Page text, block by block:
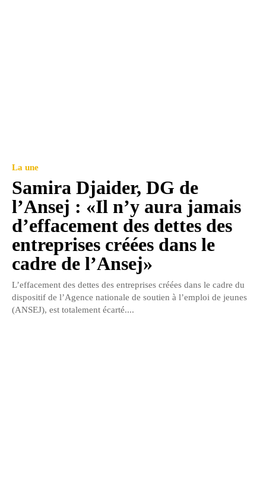
La une
Samira Djaider, DG de
l’Ansej : «Il n’y aura jamais
d’effacement des dettes des
entreprises créées dans le
cadre de l’Ansej»
L’effacement des dettes des entreprises créées dans le cadre du
dispositif de l’Agence nationale de soutien à l’emploi de jeunes
(ANSEJ), est totalement écarté....